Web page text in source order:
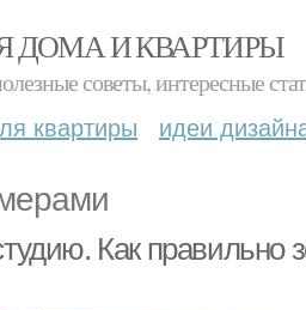
ДОМА И КВАРТИРЫ
советы, интересные
квартиры идеи
Как правильно